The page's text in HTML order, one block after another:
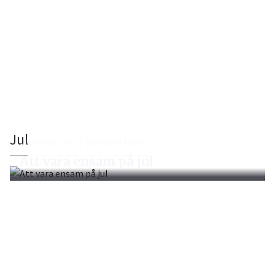
Jul18 december, 2019
Att vara ensam på jul